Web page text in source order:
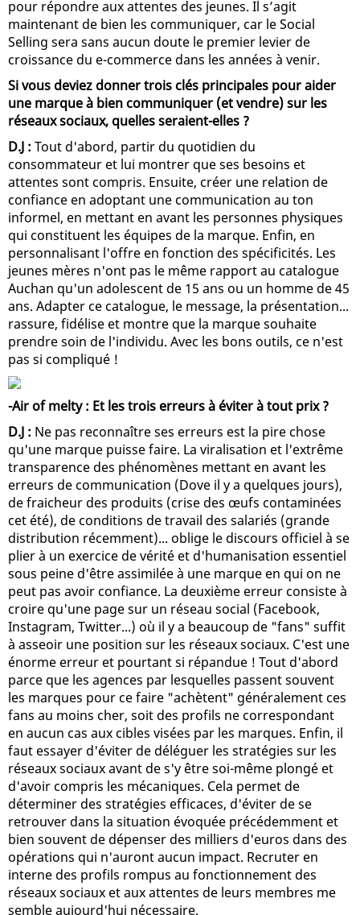
pour répondre aux attentes des jeunes. Il s’agit
maintenant de bien les communiquer, car le Social
Selling sera sans aucun doute le premier levier de
croissance du e-commerce dans les années à venir.
Si vous deviez donner trois clés principales pour aider
une marque à bien communiquer (et vendre) sur les
réseaux sociaux, quelles seraient-elles ?
D.J : Tout d'abord, partir du quotidien du
consommateur et lui montrer que ses besoins et
attentes sont compris. Ensuite, créer une relation de
confiance en adoptant une communication au ton
informel, en mettant en avant les personnes physiques
qui constituent les équipes de la marque. Enfin, en
personnalisant l'offre en fonction des spécificités. Les
jeunes mères n'ont pas le même rapport au catalogue
Auchan qu'un adolescent de 15 ans ou un homme de 45
ans. Adapter ce catalogue, le message, la présentation...
rassure, fidélise et montre que la marque souhaite
prendre soin de l'individu. Avec les bons outils, ce n'est
pas si compliqué !
-Air of melty : Et les trois erreurs à éviter à tout prix ?
D.J : Ne pas reconnaître ses erreurs est la pire chose
qu'une marque puisse faire. La viralisation et l'extrême
transparence des phénomènes mettant en avant les
erreurs de communication (Dove il y a quelques jours),
de fraicheur des produits (crise des œufs contaminées
cet été), de conditions de travail des salariés (grande
distribution récemment)... oblige le discours officiel à se
plier à un exercice de vérité et d'humanisation essentiel
sous peine d'être assimilée à une marque en qui on ne
peut pas avoir confiance. La deuxième erreur consiste à
croire qu'une page sur un réseau social (Facebook,
Instagram, Twitter...) où il y a beaucoup de "fans" suffit
à asseoir une position sur les réseaux sociaux. C'est une
énorme erreur et pourtant si répandue ! Tout d'abord
parce que les agences par lesquelles passent souvent
les marques pour ce faire "achètent" généralement ces
fans au moins cher, soit des profils ne correspondant
en aucun cas aux cibles visées par les marques. Enfin, il
faut essayer d'éviter de déléguer les stratégies sur les
réseaux sociaux avant de s'y être soi-même plongé et
d'avoir compris les mécaniques. Cela permet de
déterminer des stratégies efficaces, d'éviter de se
retrouver dans la situation évoquée précédemment et
bien souvent de dépenser des milliers d'euros dans des
opérations qui n'auront aucun impact. Recruter en
interne des profils rompus au fonctionnement des
réseaux sociaux et aux attentes de leurs membres me
semble aujourd'hui nécessaire.